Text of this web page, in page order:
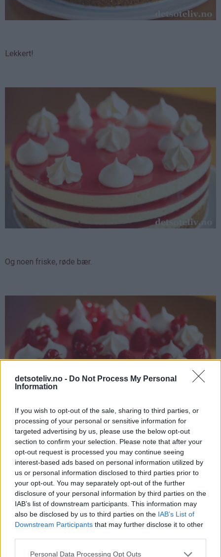
detsoteliv.no - Do Not Process My Personal
Information
If you wish to opt-out of the sale, sharing to third parties, or
processing of your personal or sensitive information for
targeted advertising by us, please use the below opt-out
section to confirm your selection. Please note that after your
opt-out request is processed you may continue seeing
interest-based ads based on personal information utilized by
us or personal information disclosed to third parties prior to
your opt-out. You may separately opt-out of the further
disclosure of your personal information by third parties on the
IAB’s list of downstream participants. This information may
also be disclosed by us to third parties on the IAB’s List of
Downstream Participants that may further disclose it to other
Personal Data Processing Opt Outs
Lekkert!
Og noen friske, røde bær.
Voilà! En fargerik og festlig og veldig god ostekaken er
ferdig!